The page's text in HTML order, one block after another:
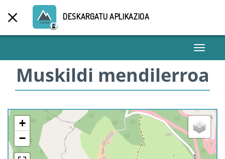
DESKARGATU APLIKAZIOA
Toggle
Muskildi mendilerroa
+
−